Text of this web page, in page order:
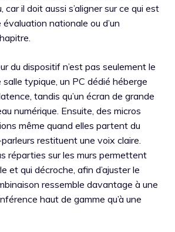
car il doit aussi s’aligner sur ce qui est
évaluation nationale ou d’un
du dispositif n’est pas seulement le
salle typique, un PC dédié héberge
tandis qu’un écran de grande
numérique. Ensuite, des micros
même quand elles partent du
restituent une voix claire.
réparties sur les murs permettent
et qui décroche, afin d’ajuster le
ressemble davantage à une
haut de gamme qu’à une